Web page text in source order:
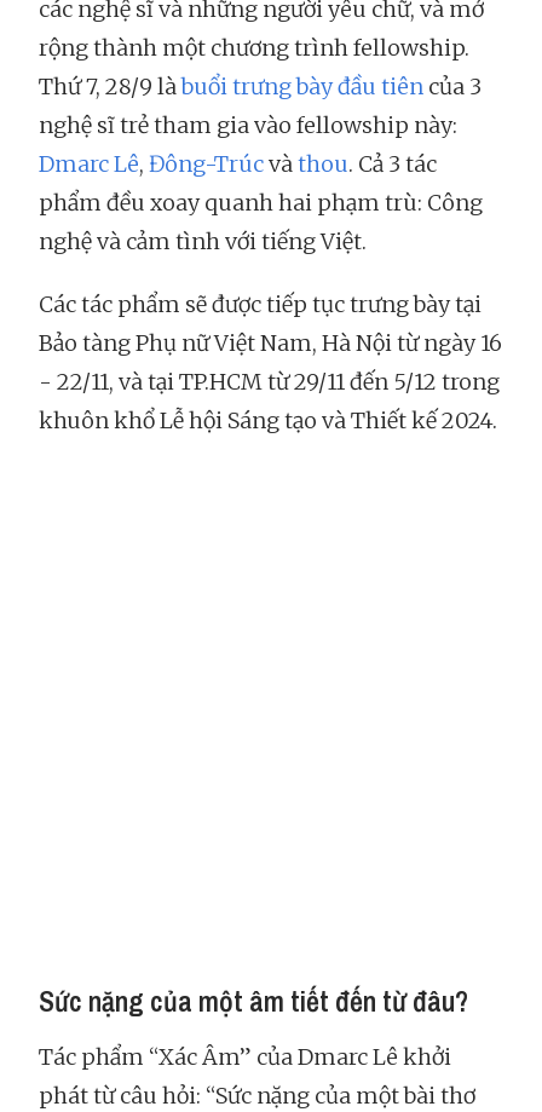
các nghệ sĩ và những người yêu chữ, và mở
rộng thành một chương trình fellowship.
Thứ 7, 28/9 làbuổi trưng bày đầu tiên của 3
nghệ sĩ trẻ tham gia vào fellowship này:
Dmarc Lê, Đông-Trúcvàthou. Cả 3 tác
phẩm đều xoay quanh hai phạm trù: Công
nghệ và cảm tình với tiếng Việt.
Các tác phẩm sẽ được tiếp tục trưng bày tại
Bảo tàng Phụ nữ Việt Nam, Hà Nội từ ngày 16
- 22/11, và tại TP.HCM từ 29/11 đến 5/12 trong
khuôn khổ Lễ hội Sáng tạo và Thiết kế 2024.
Sức nặng của một âm tiết đến từ đâu?
Tác phẩm “Xác Âm” của Dmarc Lê khởi
phát từ câu hỏi: “Sức nặng của một bài thơ